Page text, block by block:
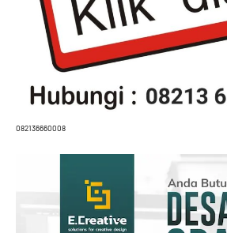
082136660008